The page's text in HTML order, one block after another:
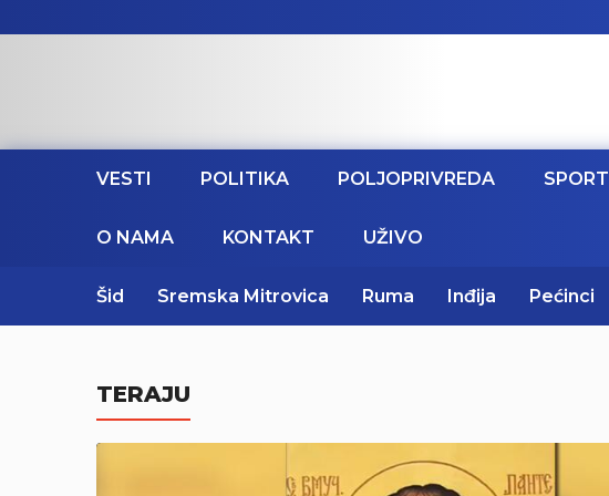
VESTI POLITIKA POLJOPRIVREDA SPORT
O NAMA KONTAKT UŽIVO
Šid Sremska Mitrovica Ruma Inđija Pećinci
TERAJU